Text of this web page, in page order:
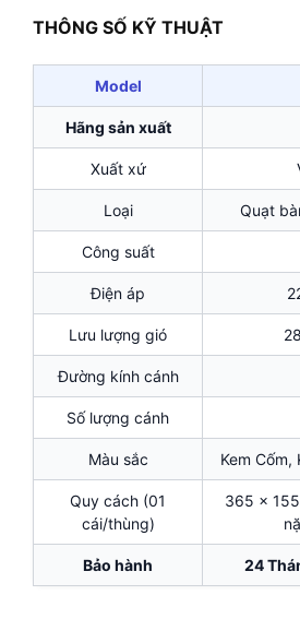
THÔNG SỐ KỸ THUẬT
Model
Hãng sản xuất
Xuất xứ
Loại Quạt
Công suất
Điện áp
Lưu lượng gió
Đường kính cánh
Số lượng cánh
Màu sắc Kem Cốm,
Quy cách (01
cái/thùng)
365 x
Bảo hành 24